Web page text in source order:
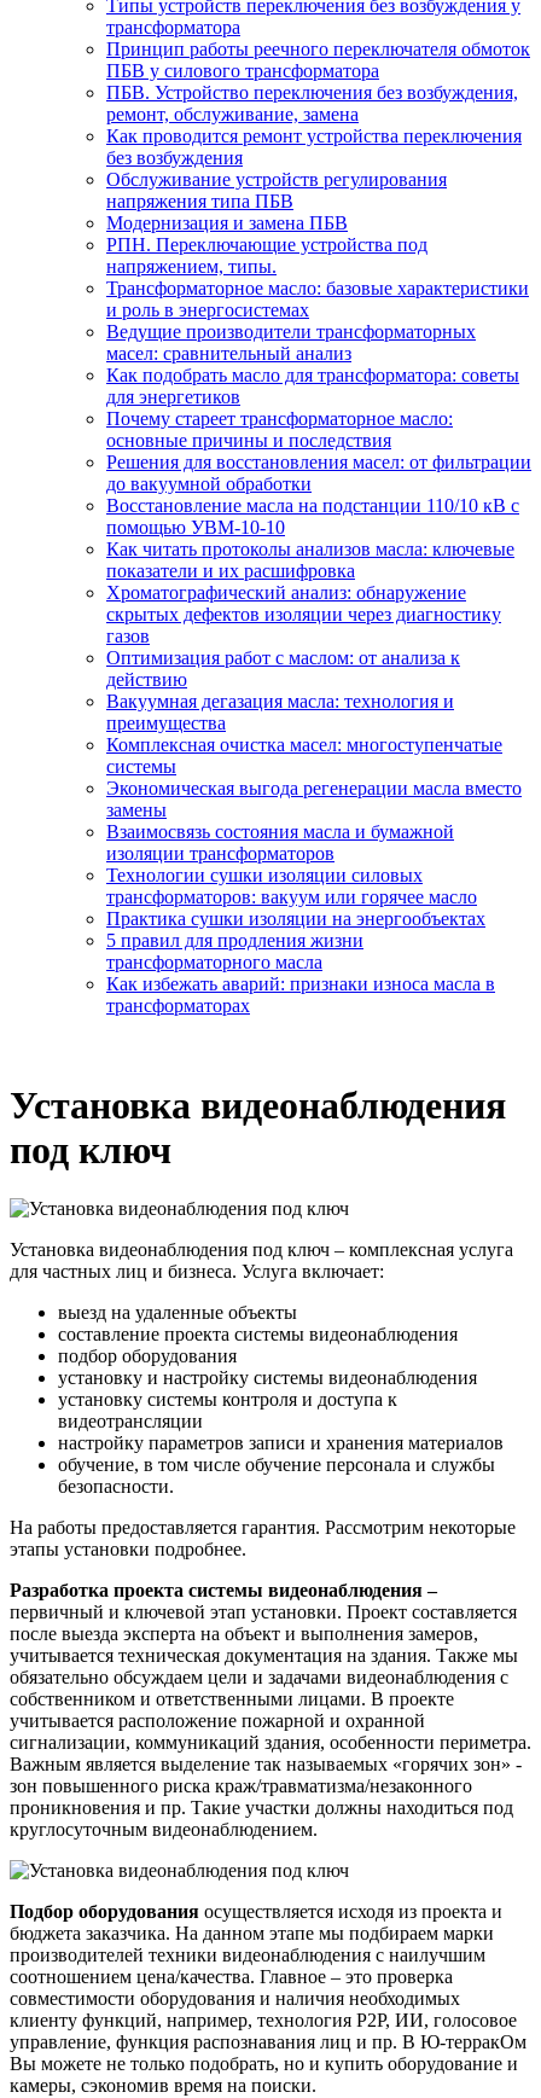
Типы устройств переключения без возбуждения у
трансформатора
Принцип работы реечного переключателя обмоток
ПБВ у силового трансформатора
ПБВ. Устройство переключения без возбуждения,
ремонт, обслуживание, замена
Как проводится ремонт устройства переключения
без возбуждения
Обслуживание устройств регулирования
напряжения типа ПБВ
Модернизация и замена ПБВ
РПН. Переключающие устройства под
напряжением, типы.
Трансформаторное масло: базовые характеристики
и роль в энергосистемах
Ведущие производители трансформаторных
масел: сравнительный анализ
Как подобрать масло для трансформатора: советы
для энергетиков
Почему стареет трансформаторное масло:
основные причины и последствия
Решения для восстановления масел: от фильтрации
до вакуумной обработки
Восстановление масла на подстанции 110/10 кВ с
помощью УВМ-10-10
Как читать протоколы анализов масла: ключевые
показатели и их расшифровка
Хроматографический анализ: обнаружение
скрытых дефектов изоляции через диагностику
газов
Оптимизация работ с маслом: от анализа к
действию
Вакуумная дегазация масла: технология и
преимущества
Комплексная очистка масел: многоступенчатые
системы
Экономическая выгода регенерации масла вместо
замены
Взаимосвязь состояния масла и бумажной
изоляции трансформаторов
Технологии сушки изоляции силовых
трансформаторов: вакуум или горячее масло
Практика сушки изоляции на энергообъектах
5 правил для продления жизни
трансформаторного масла
Как избежать аварий: признаки износа масла в
трансформаторах
Установка видеонаблюдения
под ключ
Установка видеонаблюдения под ключ – комплексная услуга
для частных лиц и бизнеса. Услуга включает:
выезд на удаленные объекты
составление проекта системы видеонаблюдения
подбор оборудования
установку и настройку системы видеонаблюдения
установку системы контроля и доступа к
видеотрансляции
настройку параметров записи и хранения материалов
обучение, в том числе обучение персонала и службы
безопасности.
На работы предоставляется гарантия. Рассмотрим некоторые
этапы установки подробнее.
Разработка проекта системы видеонаблюдения –
первичный и ключевой этап установки. Проект составляется
после выезда эксперта на объект и выполнения замеров,
учитывается техническая документация на здания. Также мы
обязательно обсуждаем цели и задачами видеонаблюдения с
собственником и ответственными лицами. В проекте
учитывается расположение пожарной и охранной
сигнализации, коммуникаций здания, особенности периметра.
Важным является выделение так называемых «горячих зон» -
зон повышенного риска краж/травматизма/незаконного
проникновения и пр. Такие участки должны находиться под
круглосуточным видеонаблюдением.
Подбор оборудования осуществляется исходя из проекта и
бюджета заказчика. На данном этапе мы подбираем марки
производителей техники видеонаблюдения с наилучшим
соотношением цена/качества. Главное – это проверка
совместимости оборудования и наличия необходимых
клиенту функций, например, технология Р2Р, ИИ, голосовое
управление, функция распознавания лиц и пр. В Ю-терракОм
Вы можете не только подобрать, но и купить оборудование и
камеры, сэкономив время на поиски.